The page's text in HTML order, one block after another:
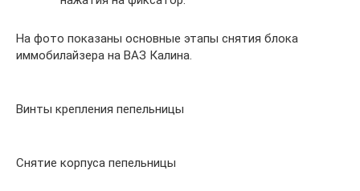
На фото показаны основные этапы снятия блока
иммобилайзера на ВАЗ Калина.
Винты крепления пепельницы
Снятие корпуса пепельницы